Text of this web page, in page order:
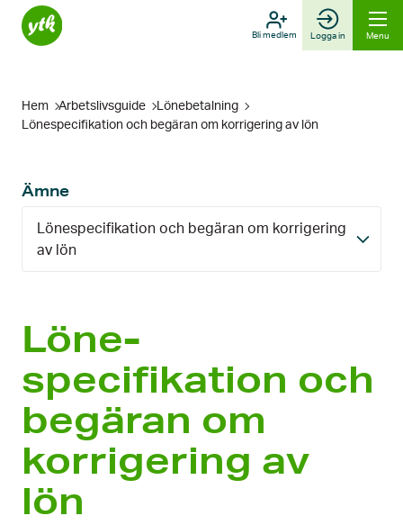
Skip
Bli medlem Logga in Menu
Hem Arbetslivsguide
Löne­betalning
Löne­specifikation och begäran om korrigering av lön
Ämne
Löne­specifikation och begäran om korrigering
av lön
Löne­
specifikation och
begäran om
korrigering av
lön